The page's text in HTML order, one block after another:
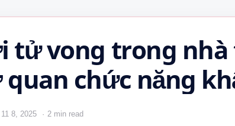
tử vong trong
quan chức năng
nhân 💖👉🍀
2 min read